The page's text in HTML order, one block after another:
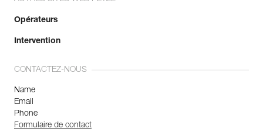
Opérateurs
Intervention
CONTACTEZ-NOUS
Name
Email
Phone
Formulaire de contact